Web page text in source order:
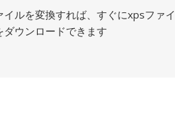
イルを変換すれば、すぐにxpsファイ
ダウンロードできます